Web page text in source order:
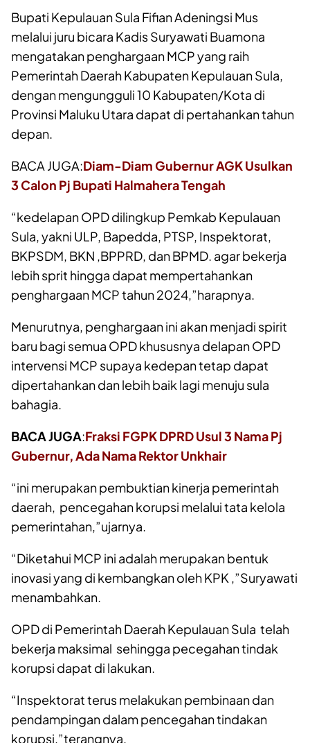
Bupati Kepulauan Sula Fifian Adeningsi Mus
melalui juru bicara Kadis Suryawati Buamona
mengatakan penghargaan MCP yang raih
Pemerintah Daerah Kabupaten Kepulauan Sula,
dengan mengungguli 10 Kabupaten/Kota di
Provinsi Maluku Utara dapat di pertahankan tahun
depan.
BACA JUGA:Diam-Diam Gubernur AGK Usulkan
3 Calon Pj Bupati Halmahera Tengah
“kedelapan OPD dilingkup Pemkab Kepulauan
Sula, yakni ULP, Bapedda, PTSP, Inspektorat,
BKPSDM, BKN ,BPPRD, dan BPMD. agar bekerja
lebih sprit hingga dapat mempertahankan
penghargaan MCP tahun 2024,”harapnya.
Menurutnya, penghargaan ini akan menjadi spirit
baru bagi semua OPD khususnya delapan OPD
intervensi MCP supaya kedepan tetap dapat
dipertahankan dan lebih baik lagi menuju sula
bahagia.
BACA JUGA:Fraksi FGPK DPRD Usul 3 Nama Pj
Gubernur, Ada Nama Rektor Unkhair
“ini merupakan pembuktian kinerja pemerintah
daerah, pencegahan korupsi melalui tata kelola
pemerintahan,”ujarnya.
“Diketahui MCP ini adalah merupakan bentuk
inovasi yang di kembangkan oleh KPK ,”Suryawati
menambahkan.
OPD di Pemerintah Daerah Kepulauan Sula telah
bekerja maksimal sehingga pecegahan tindak
korupsi dapat di lakukan.
“Inspektorat terus melakukan pembinaan dan
pendampingan dalam pencegahan tindakan
korupsi,”terangnya.